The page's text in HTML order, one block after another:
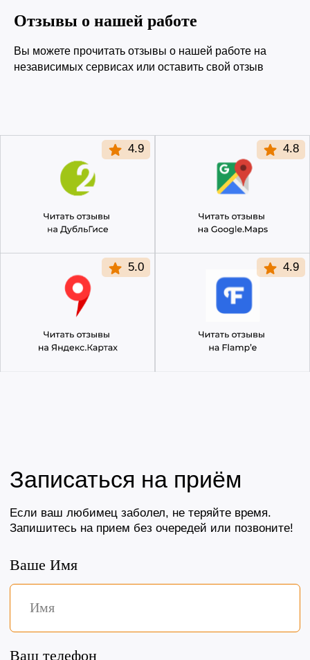
Отзывы о нашей работе
Вы можете прочитать отзывы о нашей работе на
независимых сервисах или оставить свой отзыв